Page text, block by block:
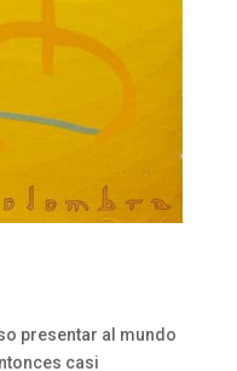
presentar al mundo
casi